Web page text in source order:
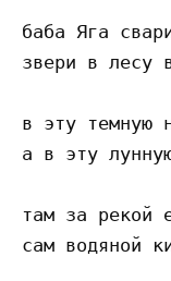
баба Яга
звери в лесу
в эту темную
а в эту
там за рекой
сам водяной